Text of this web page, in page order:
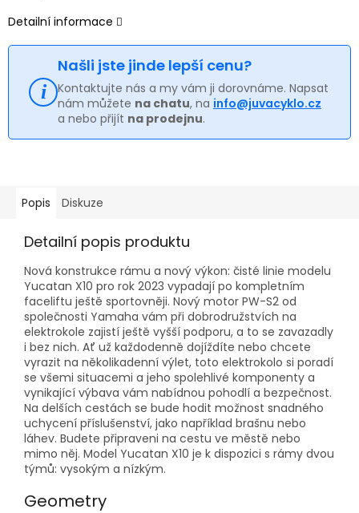
Detailní informace
Našli jste jinde lepší cenu?
Kontaktujte nás a my vám ji dorovnáme. Napsat
nám můžete na chatu, na info@juvacyklo.cz
a nebo přijít na prodejnu.
Popis Diskuze
Detailní popis produktu
Nová konstrukce rámu a nový výkon: čisté linie modelu
Yucatan X10 pro rok 2023 vypadají po kompletním
faceliftu ještě sportovněji. Nový motor PW-S2 od
společnosti Yamaha vám při dobrodružstvích na
elektrokole zajistí ještě vyšší podporu, a to se zavazadly
i bez nich. Ať už každodenně dojíždíte nebo chcete
vyrazit na několikadenní výlet, toto elektrokolo si poradí
se všemi situacemi a jeho spolehlivé komponenty a
vynikající výbava vám nabídnou pohodlí a bezpečnost.
Na delších cestách se bude hodit možnost snadného
uchycení příslušenství, jako například brašnu nebo
láhev. Budete připraveni na cestu ve městě nebo
mimo něj. Model Yucatan X10 je k dispozici s rámy dvou
týmů: vysokým a nízkým.
Geometry